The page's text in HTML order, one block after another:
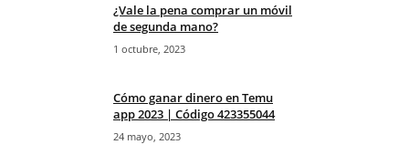
¿Vale la pena comprar un móvil
de segunda mano?
1 octubre, 2023
Cómo ganar dinero en Temu
app 2023 | Código 423355044
24 mayo, 2023